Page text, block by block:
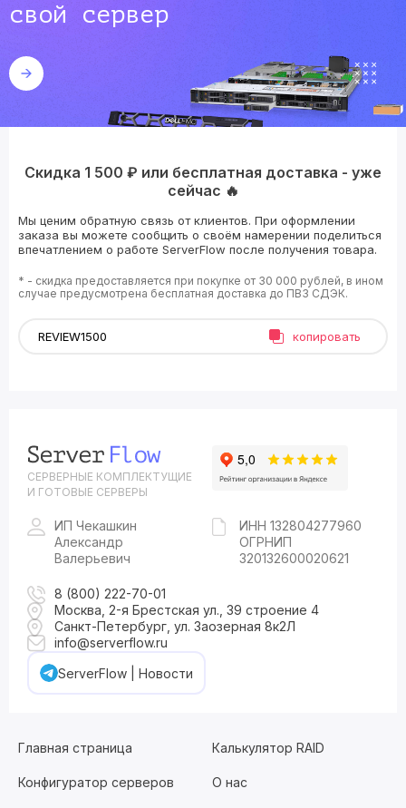
свой сервер
Скидка 1 500 ₽ или бесплатная доставка - уже
сейчас 🔥
Мы ценим обратную связь от клиентов. При оформлении
заказа вы можете сообщить о своём намерении поделиться
впечатлением о работе ServerFlow после получения товара.
* - скидка предоставляется при покупке от 30 000 рублей, в ином
случае предусмотрена бесплатная доставка до ПВЗ СДЭК.
копировать
СЕРВЕРНЫЕ КОМПЛЕКТУЩИЕ
И ГОТОВЫЕ СЕРВЕРЫ
ИП Чекашкин
Александр
Валерьевич
ИНН 132804277960
ОГРНИП
320132600020621
8 (800) 222-70-01
Москва, 2-я Брестская ул., 39 строение 4
Санкт-Петербург, ул. Заозерная 8к2Л
info@serverflow.ru
ServerFlow | Новости
Главная страница Калькулятор RAID
Конфигуратор серверов О нас